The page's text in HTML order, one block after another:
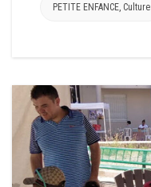
PETITE ENFANCE, Culture